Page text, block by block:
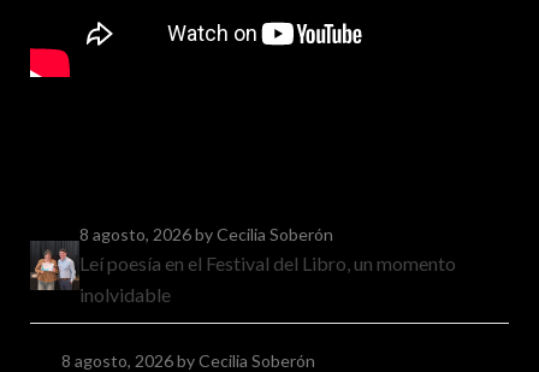
8 agosto, 2026by Cecilia Soberón
Leí poesía en el Festival del Libro, un momento
inolvidable
8 agosto, 2026by Cecilia Soberón